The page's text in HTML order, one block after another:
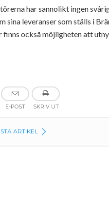
har sannolikt ingen
sina leveranser som ställs i
finns också möjligheten att
E-POST SKRIV UT
ARTIKEL